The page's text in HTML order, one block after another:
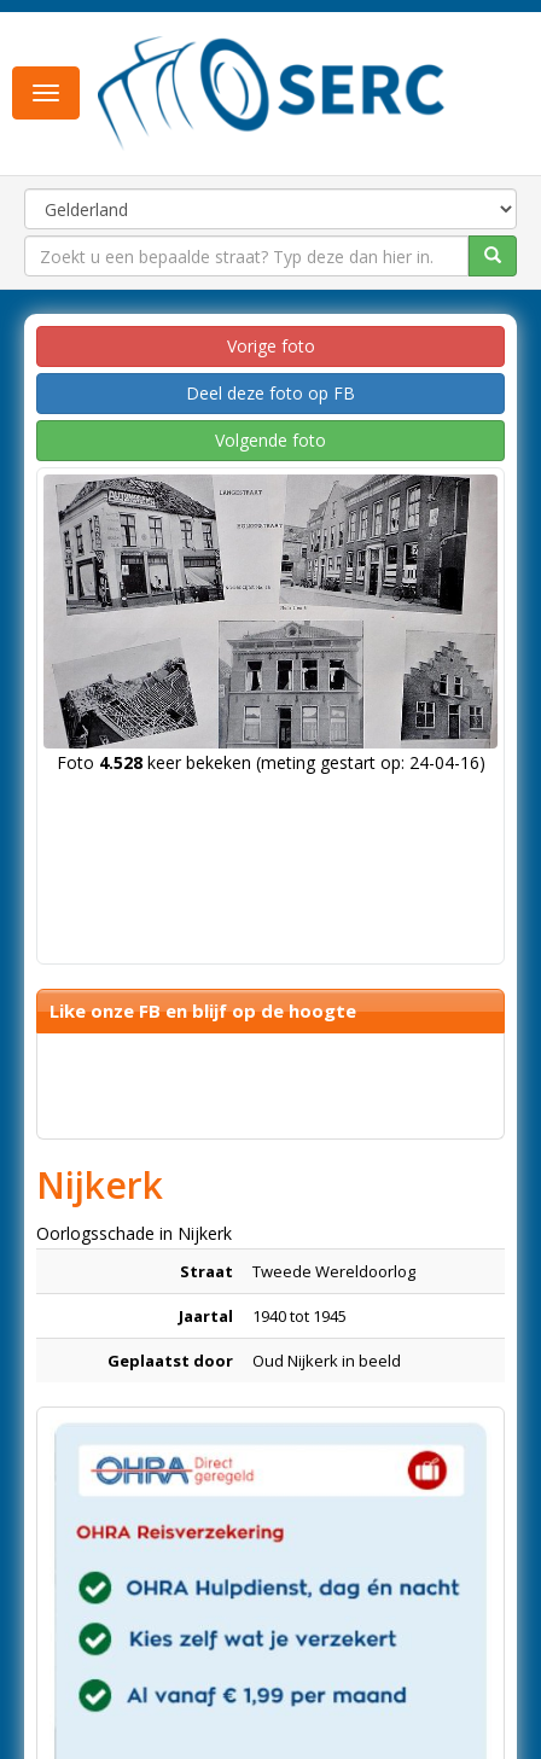
Toggle
navigation
Vorige foto
Deel deze foto op FB
Volgende foto
Foto 4.528keer bekeken (meting gestart op: 24-04-16)
Like onze FB en blijf op de hoogte
Nijkerk
Oorlogsschade in Nijkerk
Straat Tweede Wereldoorlog
Jaartal 1940 tot 1945
Geplaatst door Oud Nijkerk in beeld